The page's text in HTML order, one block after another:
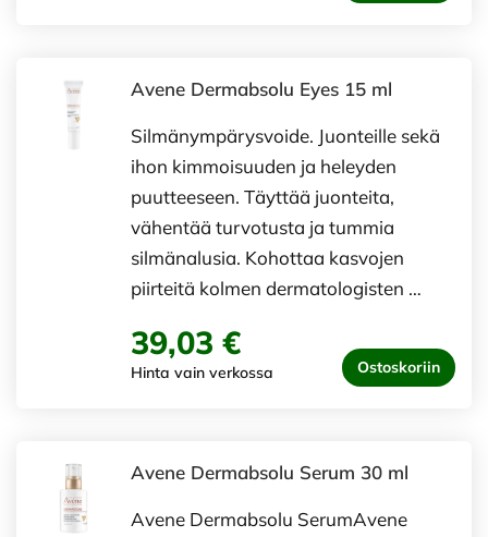
Avene Dermabsolu Eyes 15 ml
Silmänympärysvoide. Juonteille sekä
ihon kimmoisuuden ja heleyden
puutteeseen. Täyttää juonteita,
vähentää turvotusta ja tummia
silmänalusia. Kohottaa kasvojen
piirteitä kolmen dermatologisten …
39,03 €
Hinta vain verkossa Ostoskoriin
Avene Dermabsolu Serum 30 ml
Avene Dermabsolu SerumAvene